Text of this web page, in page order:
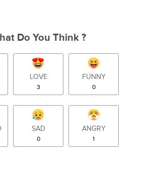
Do You Think ?
LOVE
3
FUNNY
0
SAD
0
ANGRY
1